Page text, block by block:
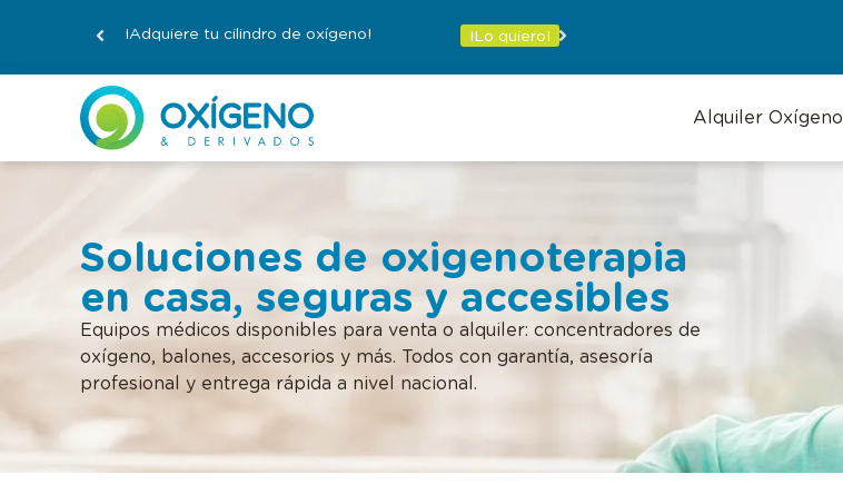
¡Adquiere tu cilindro de oxígeno! ¡Lo quiero!
Alquiler Oxígeno
Soluciones de oxigenoterapia
en casa, seguras y accesibles
Equipos médicos disponibles para venta o alquiler: concentradores de
oxígeno, balones, accesorios y más. Todos con garantía, asesoría
profesional y entrega rápida a nivel nacional.